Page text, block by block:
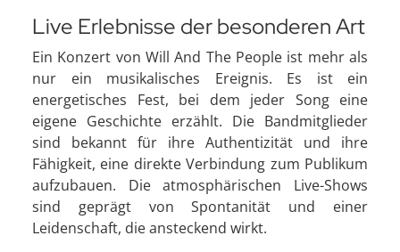
Live Erlebnisse der besonderen Art
Ein Konzert von Will And The People ist mehr als
nur ein musikalisches Ereignis. Es ist ein
energetisches Fest, bei dem jeder Song eine
eigene Geschichte erzählt. Die Bandmitglieder
sind bekannt für ihre Authentizität und ihre
Fähigkeit, eine direkte Verbindung zum Publikum
aufzubauen. Die atmosphärischen Live-Shows
sind geprägt von Spontanität und einer
Leidenschaft, die ansteckend wirkt.